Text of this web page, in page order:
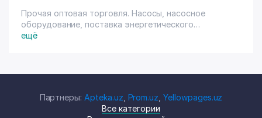
Прочая оптовая торговля. Насосы, насосное
оборудование, поставка энергетического
оборудования.
ещё
Партнеры: Apteka.uz Prom.uz ,Yellowpages.uz
Все категории